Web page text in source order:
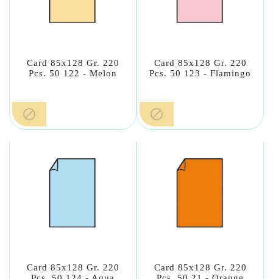
Card 85x128 Gr. 220
Pcs. 50 122 - Melon

Card 85x128 Gr. 220
Pcs. 50 123 - Flamingo

Card 85x128 Gr. 220
Card 85x128 Gr. 220